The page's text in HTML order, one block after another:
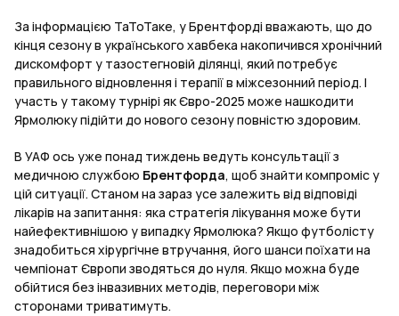
За інформацією ТаТоТаке, у Брентфорді вважають, що до
кінця сезону в українського хавбека накопичився хронічний
дискомфорт у тазостегновій ділянці, який потребує
правильного відновлення і терапії в міжсезонний період. І
участь у такому турнірі як Євро-2025 може нашкодити
Ярмолюку підійти до нового сезону повністю здоровим.
В УАФ ось уже понад тиждень ведуть консультації з
медичною службою Брентфорда, щоб знайти компроміс у
цій ситуації. Станом на зараз усе залежить від відповіді
лікарів на запитання: яка стратегія лікування може бути
найефективнішою у випадку Ярмолюка? Якщо футболісту
знадобиться хірургічне втручання, його шанси поїхати на
чемпіонат Європи зводяться до нуля. Якщо можна буде
обійтися без інвазивних методів, переговори між
сторонами триватимуть.